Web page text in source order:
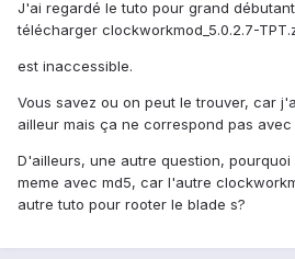
J'ai regardé le tuto pour grand
télécharger clockworkmod_5.0.2.7-
est inaccessible.
Vous savez ou on peut le trouver, car
ailleur mais ça ne correspond pas avec
D'ailleurs, une autre question,
meme avec md5, car l'autre
autre tuto pour rooter le blade s?